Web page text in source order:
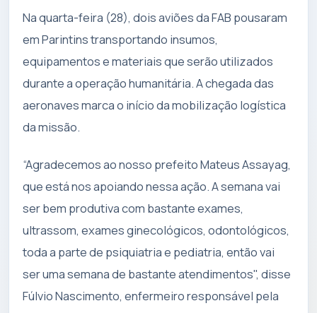
Na quarta-feira (28), dois aviões da FAB pousaram
em Parintins transportando insumos,
equipamentos e materiais que serão utilizados
durante a operação humanitária. A chegada das
aeronaves marca o início da mobilização logística
da missão.
“Agradecemos ao nosso prefeito Mateus Assayag,
que está nos apoiando nessa ação. A semana vai
ser bem produtiva com bastante exames,
ultrassom, exames ginecológicos, odontológicos,
toda a parte de psiquiatria e pediatria, então vai
ser uma semana de bastante atendimentos", disse
Fúlvio Nascimento, enfermeiro responsável pela